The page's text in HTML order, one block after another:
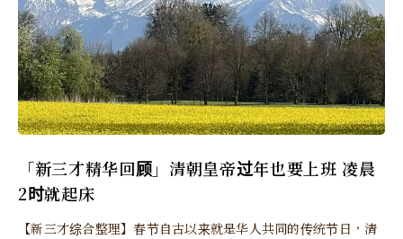
「新三才精华回顾」清朝皇帝过年也要上班 凌晨
2时就起床
【新三才综合整理】春节自古以来就是华人共同的传统节日，清